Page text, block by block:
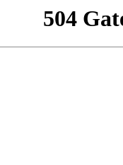
504